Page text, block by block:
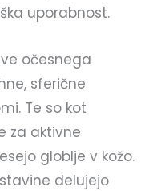
uporabnost.
očesnega
sferične
Te so kot
za aktivne
globlje v kožo.
delujejo